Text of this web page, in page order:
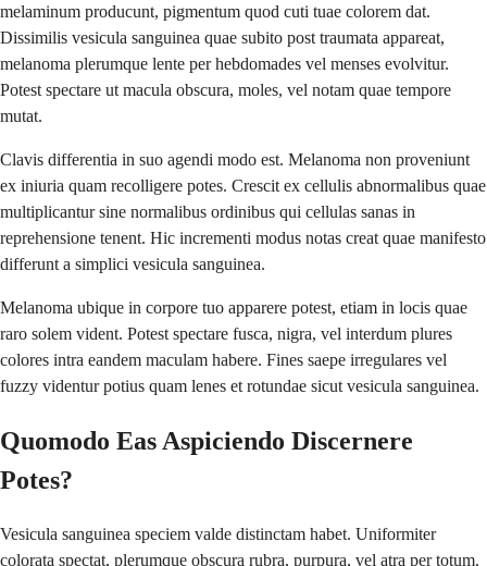
melaminum producunt, pigmentum quod cuti tuae colorem dat.
Dissimilis vesicula sanguinea quae subito post traumata appareat,
melanoma plerumque lente per hebdomades vel menses evolvitur.
Potest spectare ut macula obscura, moles, vel notam quae tempore
mutat.
Clavis differentia in suo agendi modo est. Melanoma non proveniunt
ex iniuria quam recolligere potes. Crescit ex cellulis abnormalibus quae
multiplicantur sine normalibus ordinibus qui cellulas sanas in
reprehensione tenent. Hic incrementi modus notas creat quae manifesto
differunt a simplici vesicula sanguinea.
Melanoma ubique in corpore tuo apparere potest, etiam in locis quae
raro solem vident. Potest spectare fusca, nigra, vel interdum plures
colores intra eandem maculam habere. Fines saepe irregulares vel
fuzzy videntur potius quam lenes et rotundae sicut vesicula sanguinea.
Quomodo Eas Aspiciendo Discernere
Potes?
Vesicula sanguinea speciem valde distinctam habet. Uniformiter
colorata spectat, plerumque obscura rubra, purpura, vel atra per totum.